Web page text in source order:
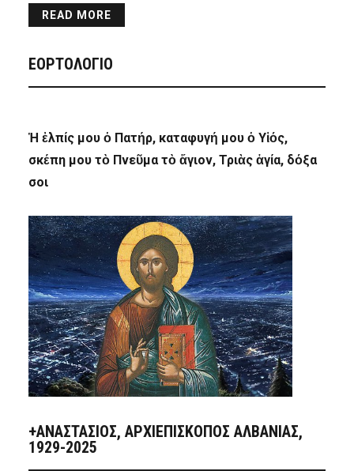
READ MORE
ΕΟΡΤΟΛΟΓΙΟ
Ἡ ἐλπίς μου ὁ Πατήρ, καταφυγή μου ὁ Υἱός,
σκέπη μου τὸ Πνεῦμα τὸ ἅγιον, Τριὰς ἁγία, δόξα
σοι
+ΑΝΑΣΤΆΣΙΟΣ, ΑΡΧΙΕΠΊΣΚΟΠΟΣ ΑΛΒΑΝΊΑΣ,
1929-2025